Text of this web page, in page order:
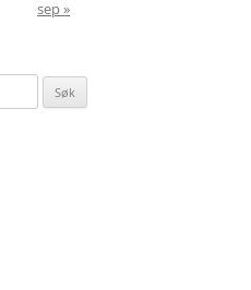
sep »